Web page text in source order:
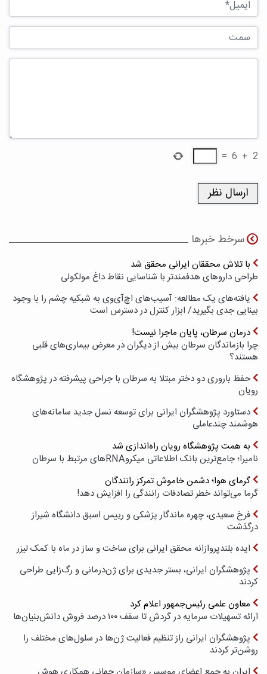
2
+
6
=
سرخط خبرها
با تلاش محققان ایرانی محقق شد
طراحی داروهای هدفمندتر با شناسایی نقاط داغ مولکولی
یافته‌های یک مطالعه: آسیب‌های اچ‌آی‌وی به شبکیه چشم را با وجود
بینایی جدی بگیرید/ ابزار کنترل در دسترس است
درمان سرطان، پایان ماجرا نیست!
چرا بازماندگان سرطان بیش از دیگران در معرض بیماری‌های قلبی
هستند؟
حفظ باروری دو دختر مبتلا به سرطان با جراحی پیشرفته در پژوهشگاه
رویان
دستاورد پژوهشگران ایرانی برای توسعه نسل جدید سامانه‌های
هوشمند چندعاملی
به همت پژوهشگاه رویان راه‌اندازی شد
نامیرا؛ جامع‌ترین بانک اطلاعاتی میکروRNAهای مرتبط با سرطان
گرمای هوا؛ دشمن خاموش تمرکز رانندگان
گرما می‌تواند خطر تصادفات رانندگی را افزایش دهد!
فرخ سعیدی، چهره ماندگار پزشکی و رییس اسبق دانشگاه شیراز
درگذشت
ایده بلندپروازانه محقق ایرانی برای ساخت و ساز در ماه با کمک لیزر
پژوهشگران ایرانی، بستر جدیدی برای ژن‌درمانی و رگ‌زایی طراحی
کردند
معاون علمی رئیس‌جمهور اعلام کرد
ارائه تسهیلات سرمایه در گردش تا سقف ۱۰۰ درصد فروش دانش‌بنیان‌ها
پژوهشگران ایرانی راز تنظیم فعالیت ژن‌ها در سلول‌های مختلف را
روشن‌تر کردند